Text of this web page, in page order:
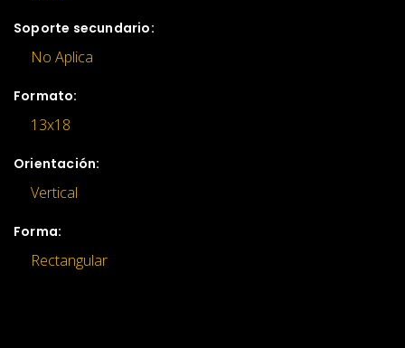
Soporte secundario:
No Aplica
Formato:
13x18
Orientación:
Vertical
Forma:
Rectangular